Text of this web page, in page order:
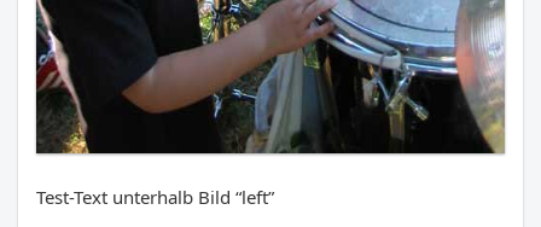
Test-Text unterhalb Bild “left”